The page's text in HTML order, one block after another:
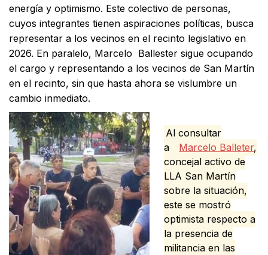
energía y optimismo. Este colectivo de personas,
cuyos integrantes tienen aspiraciones políticas, busca
representar a los vecinos en el recinto legislativo en
2026. En paralelo, Marcelo Ballester sigue ocupando
el cargo y representando a los vecinos de San Martín
en el recinto, sin que hasta ahora se vislumbre un
cambio inmediato.
Al consultar
a
Marcelo Balleter,
concejal activo de
LLA San Martín
sobre la situación,
este se mostró
optimista respecto a
la presencia de
militancia en las